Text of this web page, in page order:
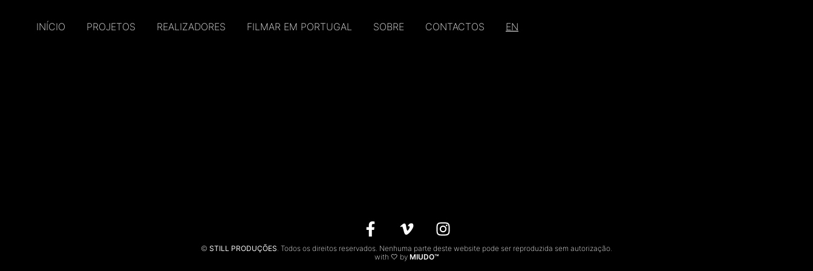
INÍCIO PROJETOS REALIZADORES FILMAR EM PORTUGAL SOBRE CONTACTOS EN
© STILL PRODUÇÕES. Todos os direitos reservados. Nenhuma parte deste website pode ser reproduzida sem autorização.
with 🤍 by MIUDO™